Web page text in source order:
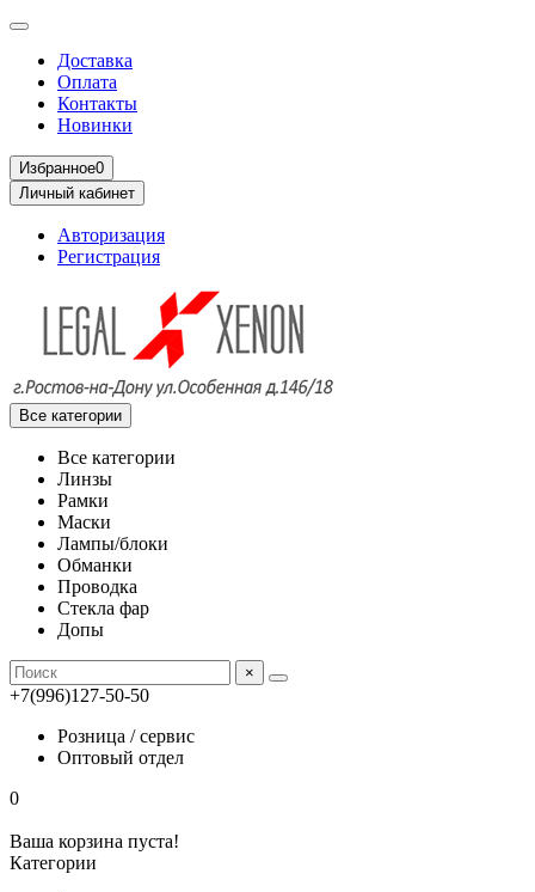
Доставка
Оплата
Контакты
Новинки
Избранное0
Личный кабинет
Авторизация
Регистрация
Все категории
Все категории
Линзы
Рамки
Маски
Лампы/блоки
Обманки
Проводка
Стекла фар
Допы
×
+7(996)127-50-50
Розница / сервис
Оптовый отдел
0
Ваша корзина пуста!
Категории